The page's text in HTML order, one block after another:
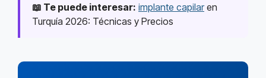
📖 Te puede interesar: implante capilaren
Turquía 2026: Técnicas y Precios